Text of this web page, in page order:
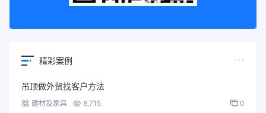
精彩案例
吊顶做外贸找客户方法
建材及家具 8,715 0